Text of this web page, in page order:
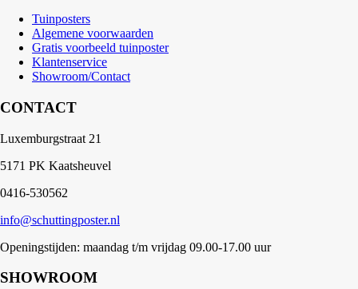
Tuinposters
Algemene voorwaarden
Gratis voorbeeld tuinposter
Klantenservice
Showroom/Contact
CONTACT
Luxemburgstraat 21
5171 PK Kaatsheuvel
0416-530562
info@schuttingposter.nl
Openingstijden: maandag t/m vrijdag 09.00-17.00 uur
SHOWROOM